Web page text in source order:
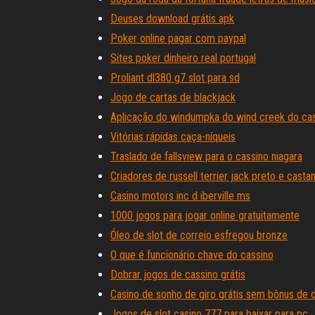
Deuses download grátis apk
Poker online pagar com paypal
Sites poker dinheiro real portugal
Proliant dl380 g7 slot para sd
Jogo de cartas de blackjack
Aplicação do windumpka do wind creek do
Vitórias rápidas caça-níqueis
Traslado de fallsview para o cassino niagara
Criadores de russell terrier jack preto e
Casino motors inc d iberville ms
1000 jogos para jogar online gratuitamente
Óleo de slot de correio esfregou bronze
O que é funcionário chave do cassino
Dobrar jogos de cassino grátis
Casino de sonho de giro grátis sem bônus de